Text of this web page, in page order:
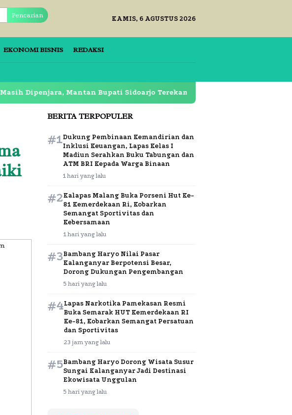
Pencarian KAMIS, 6 AGUSTUS 2026
EKONOMI BISNIS REDAKSI
Mantan Bupati Sidoarjo Terekam di Restoran Lapas Klas 1 Surabaya
BERITA TERPOPULER
#1Dukung Pembinaan Kemandirian dan
Inklusi Keuangan, Lapas Kelas I
Madiun Serahkan Buku Tabungan dan
ATM BRI Kepada Warga Binaan
1 hari yang lalu
#2Kalapas Malang Buka Porseni Hut Ke-
81 Kemerdekaan Ri, Kobarkan
Semangat Sportivitas dan
Kebersamaan
1 hari yang lalu
#3Bambang Haryo Nilai Pasar
Kalanganyar Berpotensi Besar,
Dorong Dukungan Pengembangan
5 hari yang lalu
#4Lapas Narkotika Pamekasan Resmi
Buka Semarak HUT Kemerdekaan RI
Ke-81, Kobarkan Semangat Persatuan
dan Sportivitas
23 jam yang lalu
#5Bambang Haryo Dorong Wisata Susur
Sungai Kalanganyar Jadi Destinasi
Ekowisata Unggulan
5 hari yang lalu